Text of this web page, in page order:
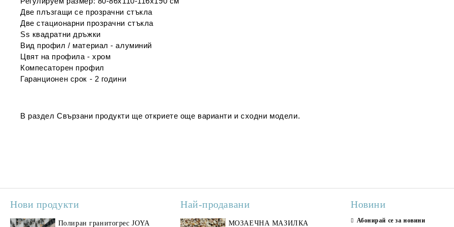
Две плъзгащи се прозрачни стъкла
Две стационарни прозрачни стъкла
Ss квадратни дръжки
Вид профил / материал - алуминий
Цвят на профила - хром
Компесаторен профил
Гаранционен срок - 2 години
В разделСвързани продукти ще откриете още варианти и сходни модели.
Нови продукти
Полиран гранитогрес JOYA Полиран гранитогрес Гранитогрес LESY GREY
Най-продавани
МОЗАЕЧНА МАЗИЛКА СТЕННИ ПЛОЧКИ
Новини
Абонирай се за новини